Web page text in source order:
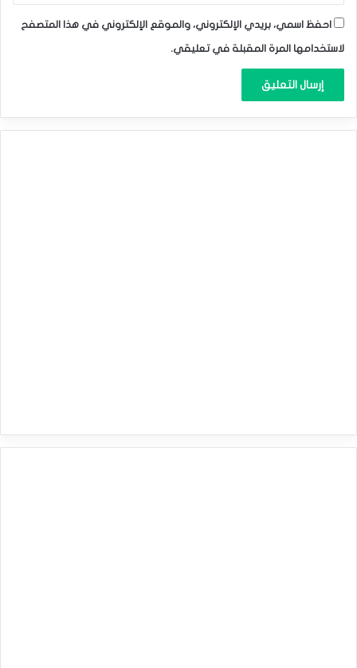
المصدر
إخلاء المسؤولية: قد يتضمن المحتوى المقدم رأيًا شخصيًا للمؤلف ويخضع لحالة
السوق. قم بإجراء بحث السوق قبل الاستثمار في العملات المشفرة. لا يتحمل
احفظ اسمي، بريدي الإلكتروني، والموقع الإلكتروني في هذا المتصفح
لاستخدامها المرة المقبلة في تعليقي.